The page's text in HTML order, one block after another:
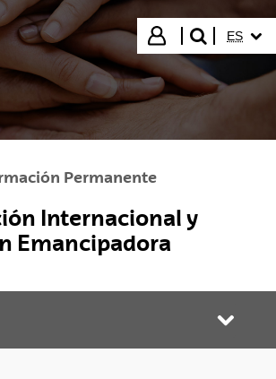
principal
Iniciar sesión
buscar"
ES
Permanente
Internacional y
Emancipadora